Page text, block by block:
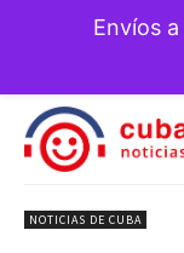
NOTICIAS DE CUBA
Envíos